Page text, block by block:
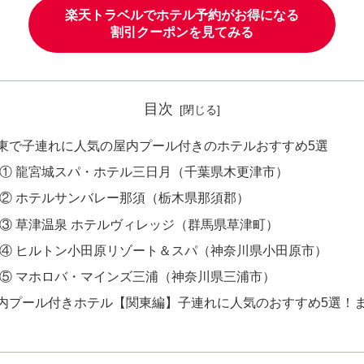
楽天トラベルでホテル予約がお得になる
割引クーポンを見てみる
目次
で子連れに人気の屋内プール付きのホテルおすすめ5選
龍宮城スパ・ホテル三日月（千葉県木更津市）
ホテルサンバレー那須（栃木県那須郡）
草津温泉 ホテルヴィレッジ（群馬県草津町）
ヒルトン小田原リゾート＆スパ（神奈川県小田原市）
マホロバ・マインズ三浦（神奈川県三浦市）
プール付きホテル【関東編】子連れに人気のおすすめ5選！